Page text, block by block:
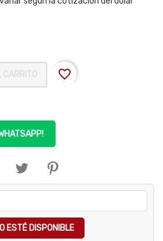
CARRITO favorite_border
ESTÉ DISPONIBLE